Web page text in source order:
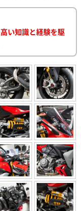
い知識と経験を駆